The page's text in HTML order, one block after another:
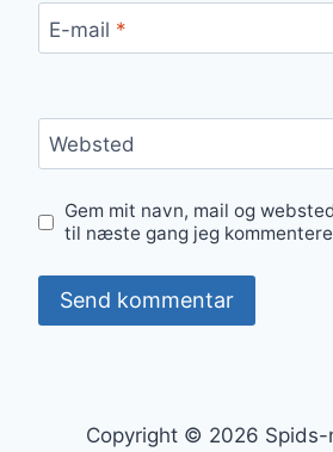
E-mail *
Websted
Gem mit navn, mail og
til næste gang jeg
Copyright © 2026 Spids-